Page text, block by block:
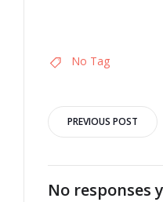
No Tag
Post
PREVIOUS POST
No responses